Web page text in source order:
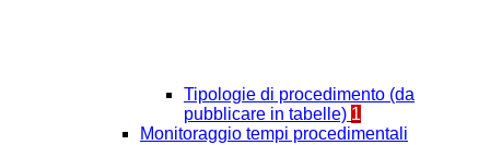
Tipologie di procedimento (da
pubblicare in tabelle) 1
Monitoraggio tempi procedimentali